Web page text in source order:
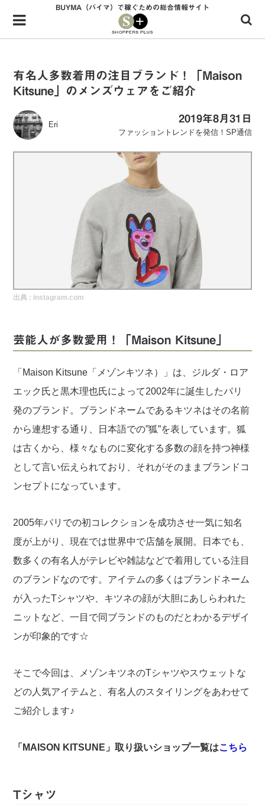
Menu
HOME
34歳独身OLバイマ実践記
無在庫で自由気ままに稼ぐ！バイマ実践記
バイマの疑問に現役パーソナルショッパーが答えてみた
バイマ活動の疑問に売れっ子現役バイヤーが答えてみた
実録！海外ショップで買ってみた！
海外SHOP LIST
BUYMA（バイマ）で稼ぐための総合情報サイト
有名人多数着用の注目ブランド！「Maison
Kitsune」のメンズウェアをご紹介
Eri
2019年8月31日
ファッショントレンドを発信！SP通信
出典 : instagram.com
芸能人が多数愛用！「Maison Kitsune」
「Maison Kitsune「メゾンキツネ）」は、ジルダ・ロア
エック氏と黒木理也氏によって2002年に誕生したパリ
発のブランド。ブランドネームであるキツネはその名前
から連想する通り、日本語での”狐”を表しています。狐
は古くから、様々なものに変化する多数の顔を持つ神様
として言い伝えられており、それがそのままブランドコ
ンセプトになっています。
2005年パリでの初コレクションを成功させ一気に知名
度が上がり、現在では世界中で店舗を展開。日本でも、
数多くの有名人がテレビや雑誌などで着用している注目
のブランドなのです。アイテムの多くはブランドネーム
が入ったTシャツや、キツネの顔が大胆にあしらわれた
ニットなど、一目で同ブランドのものだとわかるデザイ
ンが印象的です☆
そこで今回は、メゾンキツネのTシャツやスウェットな
どの人気アイテムと、有名人のスタイリングをあわせて
ご紹介します♪
「MAISON KITSUNE」取り扱いショップ一覧はこちら
Tシャツ